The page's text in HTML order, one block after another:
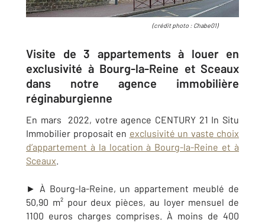
(crédit photo : Chabe01)
Visite de 3 appartements à louer en
exclusivité à Bourg-la-Reine et Sceaux
dans notre agence immobilière
réginaburgienne
En mars 2022, votre agence CENTURY 21 In Situ
Immobilier proposait en exclusivité un vaste choix
d’appartement à la location à Bourg-la-Reine et à
Sceaux.
► À Bourg-la-Reine, un appartement meublé de
50,90 m² pour deux pièces, au loyer mensuel de
1100 euros charges comprises. À moins de 400